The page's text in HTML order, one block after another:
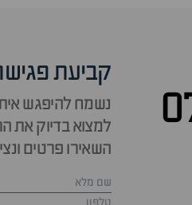
קביעת
נשמח להיפגש
למצוא בדיוק את
השאירו פרטים